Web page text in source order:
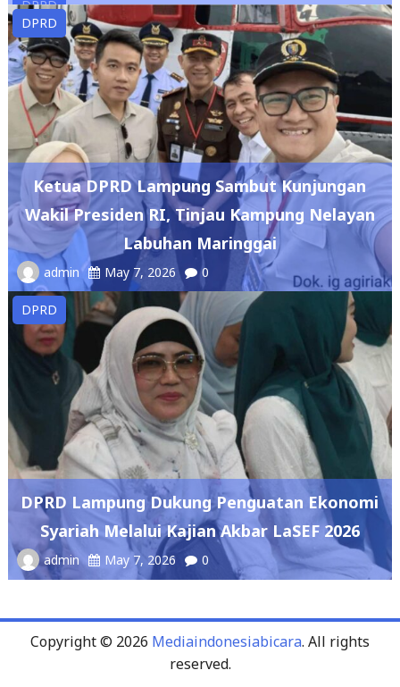
Ketua DPRD Lampung Sambut Kunjungan
Wakil Presiden RI, Tinjau Kampung Nelayan
Labuhan Maringgai
admin May 7, 2026 0
DPRD
DPRD Lampung Dukung Penguatan Ekonomi
Syariah Melalui Kajian Akbar LaSEF 2026
admin May 7, 2026 0
reserved.